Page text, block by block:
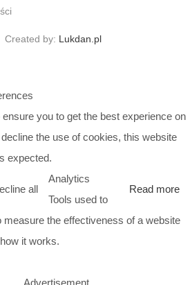
Created by: Lukdan.pl
you to get the best experience on
the use of cookies, this website
expected.
all Read more
Analytics
Tools used to
measure the effectiveness of a website
it works.
Advertisement